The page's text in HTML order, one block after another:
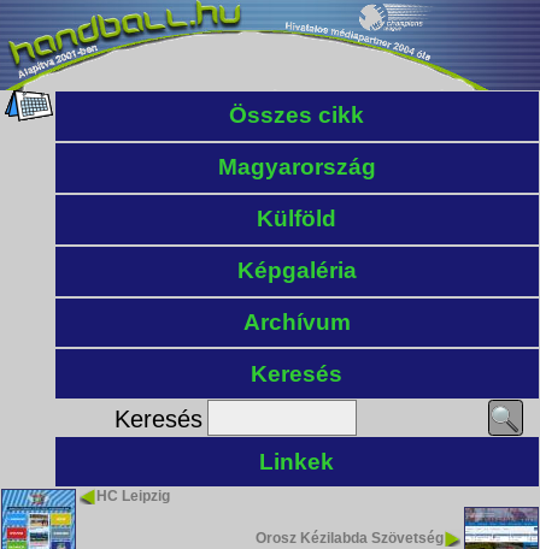
Összes cikk
Magyarország
Külföld
Képgaléria
Archívum
Keresés
Keresés
Linkek
HC Leipzig
Orosz Kézilabda Szövetség